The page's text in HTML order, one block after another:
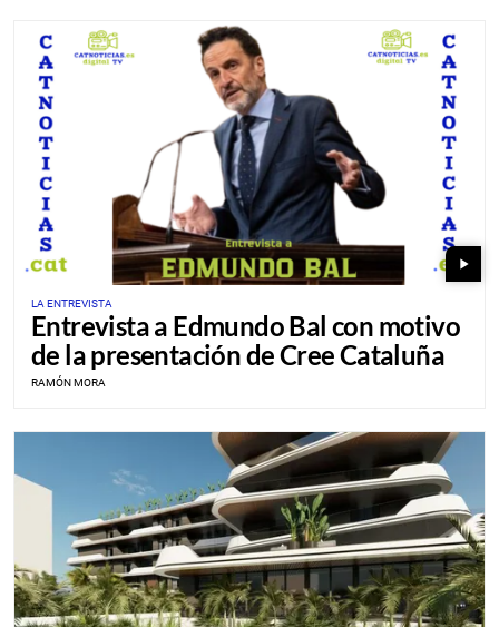
play_arrow
LA ENTREVISTA
Entrevista a Edmundo Bal con motivo
de la presentación de Cree Cataluña
RAMÓN MORA